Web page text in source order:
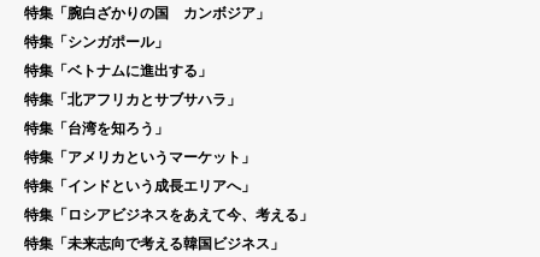
特集「腕白ざかりの国 カンボジア」
特集「シンガポール」
特集「ベトナムに進出する」
特集「北アフリカとサブサハラ」
特集「台湾を知ろう」
特集「アメリカというマーケット」
特集「インドという成長エリアへ」
特集「ロシアビジネスをあえて今、考える」
特集「未来志向で考える韓国ビジネス」